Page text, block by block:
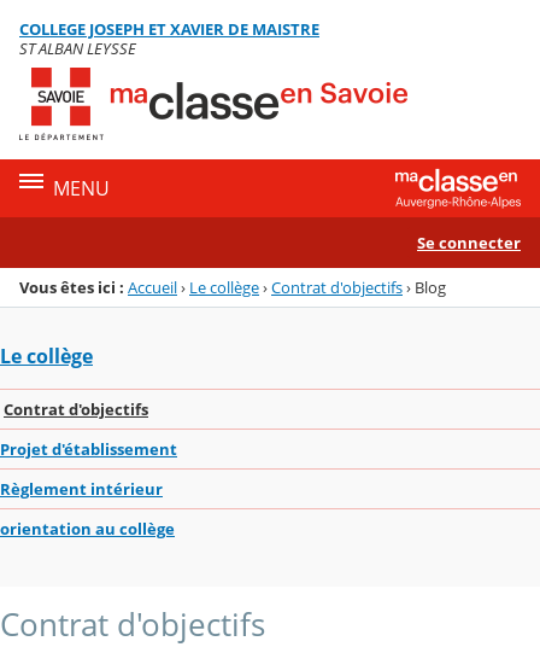
Menu de la rubrique
Contenu
COLLEGE JOSEPH ET XAVIER DE MAISTRE
ST ALBAN LEYSSE
MENU
Se connecter
Vous êtes ici : Accueil› Le collège›Contrat d'objectifs› Blog
Le collège
Contrat d'objectifs
Projet d'établissement
Règlement intérieur
orientation au collège
Contrat d'objectifs